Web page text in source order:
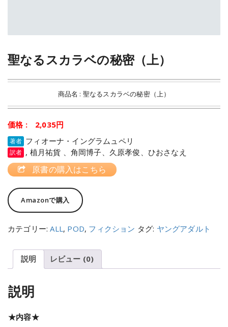
聖なるスカラベの秘密（上）
商品名 : 聖なるスカラベの秘密（上）
価格 : 2,035円
著者 フィオーナ・イングラムュペリ
訳者 , 植月祐貨 、角岡博子、久原孝俊、ひおさなえ
原書の購入はこちら
Amazonで購入
カテゴリー:ALL , POD, フィクション タグ: ヤングアダルト
説明 レビュー (0)
説明
★内容★